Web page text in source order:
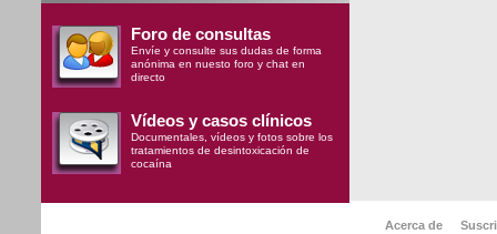
Foro de consultas
Envíe y consulte sus dudas de forma
anónima en nuesto foro y chat en
directo
Vídeos y casos clínicos
Documentales, vídeos y fotos sobre los
tratamientos de desintoxicación de
cocaína
Acerca de